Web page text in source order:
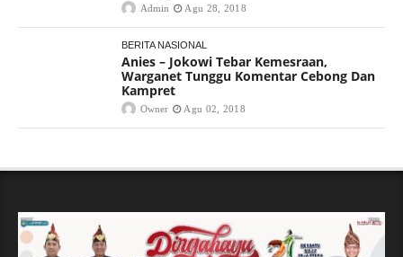
Admin Agu 28, 2018
BERITA NASIONAL
Anies – Jokowi Tebar Kemesraan,
Warganet Tunggu Komentar Cebong Dan
Kampret
Owner Agu 02, 2018